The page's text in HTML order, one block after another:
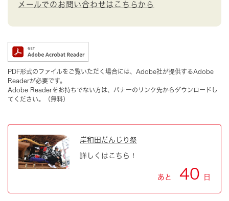
メールでのお問い合わせはこちらから
PDF形式のファイルをご覧いただく場合には、Adobe社が提供するAdobe
Readerが必要です。
Adobe Readerをお持ちでない方は、バナーのリンク先からダウンロードし
てください。（無料）
岸和田だんじり祭
詳しくはこちら！
あと 40 日